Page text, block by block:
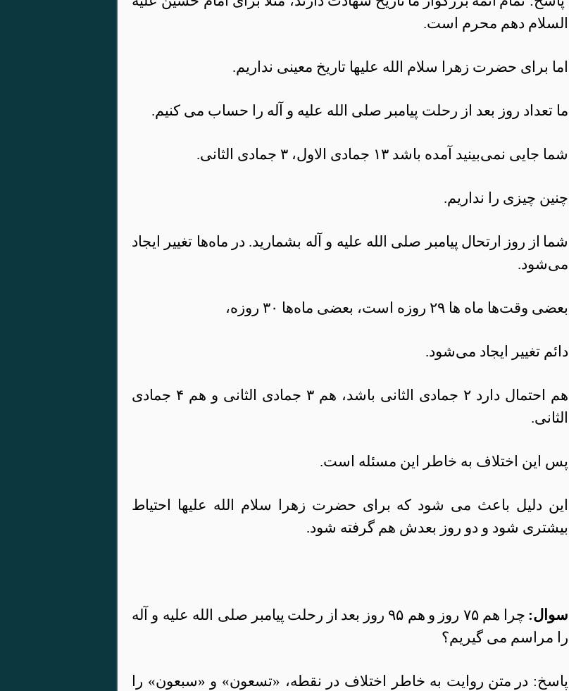
السلام دهم محرم است.
اما برای حضرت زهرا سلام الله علیها تاریخ معینی نداریم.
ما تعداد روز بعد از رحلت پیامبر صلی الله علیه و آله را حساب می کنیم.
شما جایی نمی‌بینید آمده باشد ۱۳ جمادی الاول، ۳ جمادی الثانی.
چنین چیزی را نداریم.
شما از روز ارتحال پیامبر صلی الله علیه و آله بشمارید. در ماه‌ها تغییر ایجاد
می‌شود.
بعضی وقت‌ها ماه ها ۲۹ روزه است، بعضی ماه‌ها ۳۰ روزه،
دائم تغییر ایجاد می‌شود.
هم احتمال دارد ۲ جمادی الثانی باشد، هم ۳ جمادی الثانی و هم ۴ جمادی
الثانی.
پس این اختلاف به خاطر این مسئله است.
ین دلیل باعث می‌ شود که برای حضرت زهرا سلام الله علیها احتیاط
بیشتری شود و دو روز بعدش هم گرفته شود.
سوال: چرا هم ۷۵ روز و هم روز بعد از رحلت پیامبر صلی الله علیه و آله
را مراسم می گیریم؟
پاسخ: در متن روا یت به خاطر اختلاف در نقطه، «تسعون» و «سبعون» را